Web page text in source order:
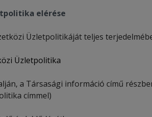
elérése
Üzletpolitikáját teljes
Üzletpolitika
a Társasági információ című
címmel)